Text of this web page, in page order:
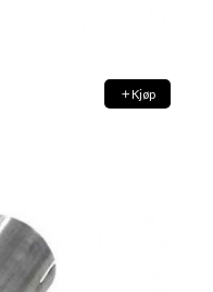
Kjøp